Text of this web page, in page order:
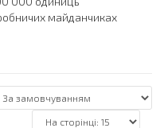
майданчиках